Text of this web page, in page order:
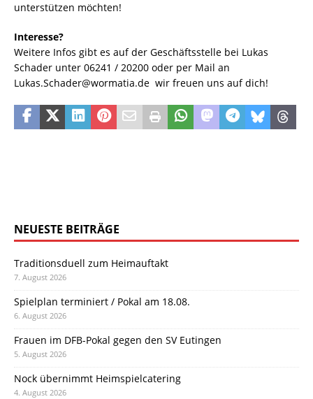
unterstützen möchten!
Interesse?
Weitere Infos gibt es auf der Geschäftsstelle bei Lukas
Schader unter 06241 / 20200 oder per Mail an
Lukas.Schader@wormatia.de  wir freuen uns auf dich!
NEUESTE BEITRÄGE
Traditionsduell zum Heimauftakt
7. August 2026
Spielplan terminiert / Pokal am 18.08.
6. August 2026
Frauen im DFB-Pokal gegen den SV Eutingen
5. August 2026
Nock übernimmt Heimspielcatering
4. August 2026